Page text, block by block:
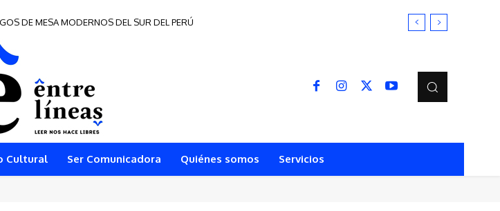
DE MESA MODERNOS DEL SUR DEL PERÚ
Cultural Ser Comunicadora Quiénes somos Servicios